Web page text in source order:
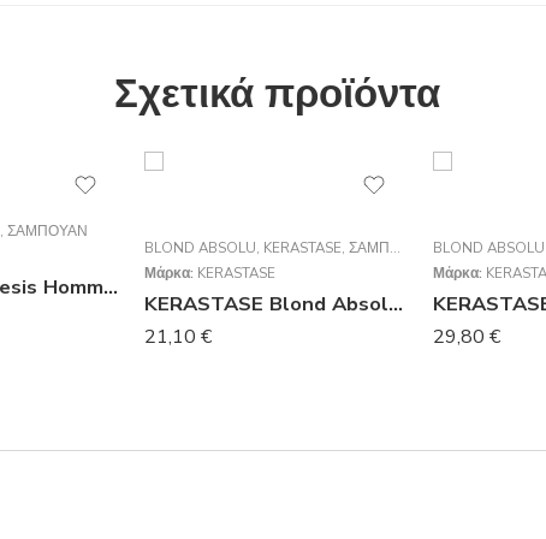
Σχετικά προϊόντα
, ΣΑΜΠΟΥΆΝ
Kérastase Genesis Homme Bain De Masse Épaississant 250ml
BLOND ABSOLU, KERASTASE, ΣΑΜΠΟΥΆΝ
Μάρκα: KERASTASE
KERASTASE Blond Absolu Bain Ultra-Violet Σαμπουάν Με Μωβ Χρωστική Για Βαμμένα Ξανθά Μαλλιά 250m
21,10 €
BLOND ABSOLU
Μάρκα:
29,80 €